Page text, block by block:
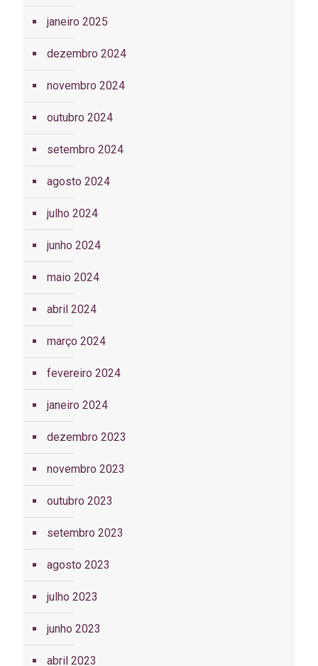
janeiro 2025
dezembro 2024
novembro 2024
outubro 2024
setembro 2024
agosto 2024
julho 2024
junho 2024
maio 2024
abril 2024
março 2024
fevereiro 2024
janeiro 2024
dezembro 2023
novembro 2023
outubro 2023
setembro 2023
agosto 2023
julho 2023
junho 2023
abril 2023